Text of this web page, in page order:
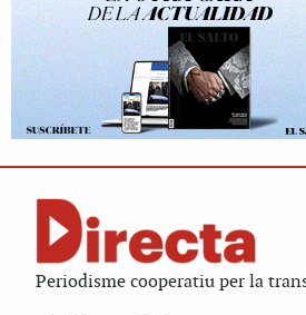
Periodisme cooperatiu per la